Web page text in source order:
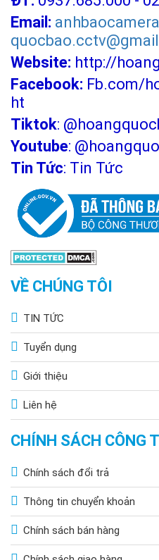
Email:
Website: http://
Facebook: Fb.com/
ht
Tiktok:
Youtube:
Tin Tức: Tin Tức
VỀ CHÚNG TÔI
TIN TỨC
Tuyển dụng
Giới thiệu
Liên hệ
CHÍNH SÁCH CÔNG
Chính sách đổi trả
Thông tin chuyển khoản
Chính sách bán hàng